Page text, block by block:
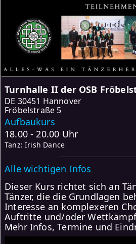
Turnhalle II der OSB
DE 30451 Hannover
Fröbelstraße 5
Aufbaukurs
18.00 - 20.00 Uhr
Tanz: Irish Dance
Alle wichtigen Infos
Dieser Kurs richtet sich an
Tänzer, die die Grundlagen
Interesse an komplexeren
Auftritte und/oder
Mehr Infos, Termine und